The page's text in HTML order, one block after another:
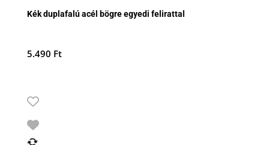
Kék duplafalú acél bögre egyedi felirattal
5.490 Ft